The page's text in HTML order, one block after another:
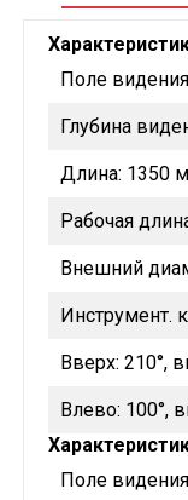
Поле
Глубина
Длина: 1350
Рабочая
Внешний
Инструмент.
Вверх: 210°,
Влево: 100°,
Поле